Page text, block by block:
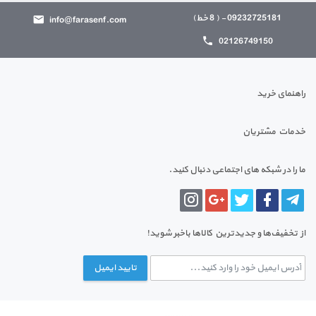
09232725181 - ( 8 خط)
02126749150
info@farasenf.com
راهنمای خرید
خدمات مشتریان
ما را در شبکه های اجتماعی دنبال کنید.
از تخفیف‌ها و جدیدترین‌ کالاها باخبر شوید!
تایید ایمیل